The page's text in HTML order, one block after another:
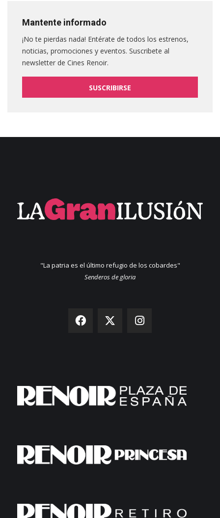
Mantente informado
¡No te pierdas nada! Entérate de todos los estrenos,
noticias, promociones y eventos. Suscribete al
newsletter de Cines Renoir.
SUSCRIBIRSE
"La patria es el último refugio de los cobardes"
Senderos de gloria